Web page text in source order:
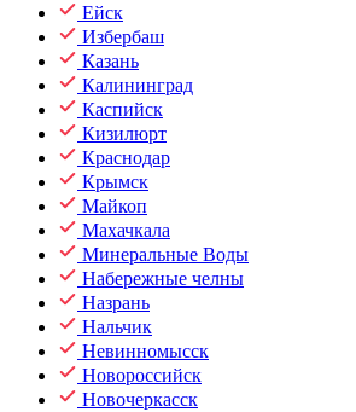
Ейск
Избербаш
Казань
Калининград
Каспийск
Кизилюрт
Краснодар
Крымск
Майкоп
Махачкала
Минеральные Воды
Набережные челны
Назрань
Нальчик
Невинномысск
Новороссийск
Новочеркасск